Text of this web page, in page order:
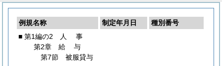
例規名称 制定年月日
種別番号
■ 第1編の2
人 事
第2章 給与
第7節 被服貸与